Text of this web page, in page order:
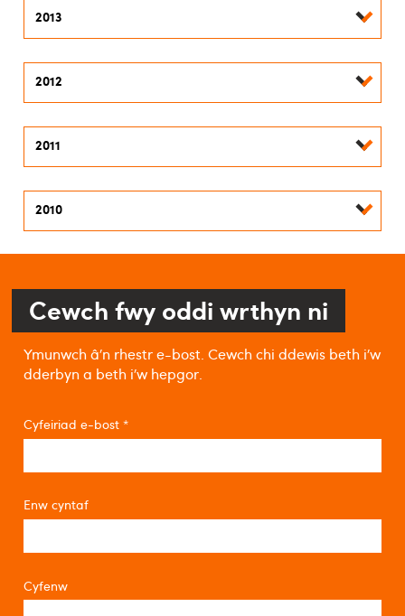
2013
2012
2011
2010
Cewch fwy oddi wrthyn ni
Ymunwch â’n rhestr e-bost. Cewch chi ddewis beth i’w
dderbyn a beth i’w hepgor.
Cyfeiriad e-bost *
Enw cyntaf
Cyfenw